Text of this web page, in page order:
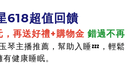
618超值回饋
再送好禮+購物金 錯過不再
琴主播推薦，幫助入睡💤，輕鬆
有健康睡眠。